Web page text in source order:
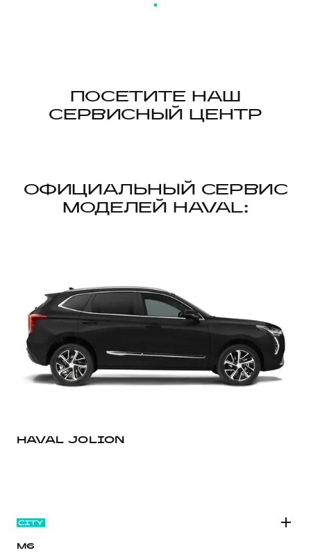
ПЕРЕЗАГРУЗИТЬ СТРАНИЦУ
ПОСЕТИТЕ НАШ
СЕРВИСНЫЙ ЦЕНТР
ОФИЦИАЛЬНЫЙ СЕРВИС
МОДЕЛЕЙ HAVAL:
HAVAL JOLION
M6